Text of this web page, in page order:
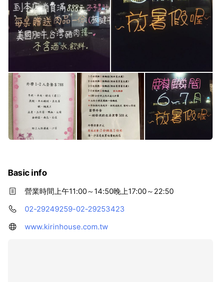
Basic info
營業時間上午11:00～14:50晚上17:00～22:50
02-29249259-02-29253423
www.kirinhouse.com.tw